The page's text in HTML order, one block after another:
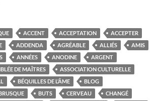
ACCENT ACCEPTATION
ACCEPTER
ADDENDA AGRÉABLE ALLIÉS
AMIS
ANNÉES ANODINE
ARGENT
DE MAÎTRES
ASSOCIATION CULTURELLE
BÉQUILLES DE L’ÂME
BLOG
BUTS CERVEAU
CHANGÉ